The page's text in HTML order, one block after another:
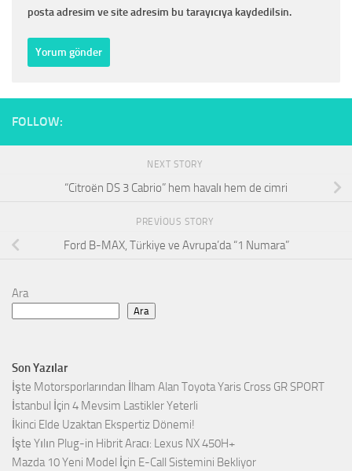
posta adresim ve site adresim bu tarayıcıya kaydedilsin.
FOLLOW:
NEXT STORY
“Citroën DS 3 Cabrio” hem havalı hem de cimri
PREVIOUS STORY
Ford B-MAX, Türkiye ve Avrupa’da “1 Numara”
Ara
Ara
Son Yazılar
İşte Motorsporlarından İlham Alan Toyota Yaris Cross GR SPORT
İstanbul İçin 4 Mevsim Lastikler Yeterli
İkinci Elde Uzaktan Ekspertiz Dönemi!
İşte Yılın Plug-in Hibrit Aracı: Lexus NX 450H+
Mazda 10 Yeni Model İçin E-Call Sistemini Bekliyor